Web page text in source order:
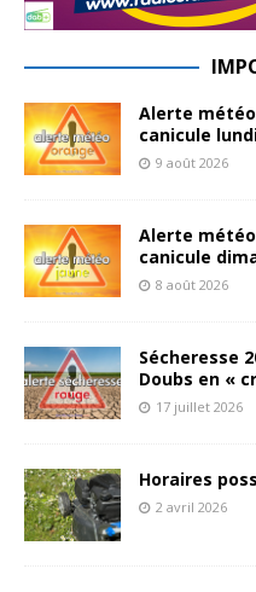
Alerte
canicule
9 août 2026
Alerte
canicule
8 août 2026
Sécheresse
Doubs en «
17 juillet 2026
Horaires
2 avril 2026